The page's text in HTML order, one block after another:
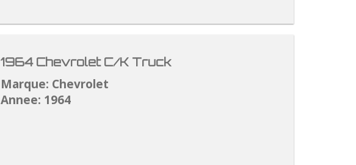
1964 Chevrolet C/K Truck
Marque: Chevrolet
Annee: 1964